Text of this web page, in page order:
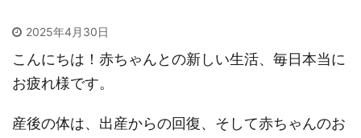
2025年4月30日
こんにちは！赤ちゃんとの新しい生活、毎日本当に
お疲れ様です。
産後の体は、出産からの回復、そして赤ちゃんのお